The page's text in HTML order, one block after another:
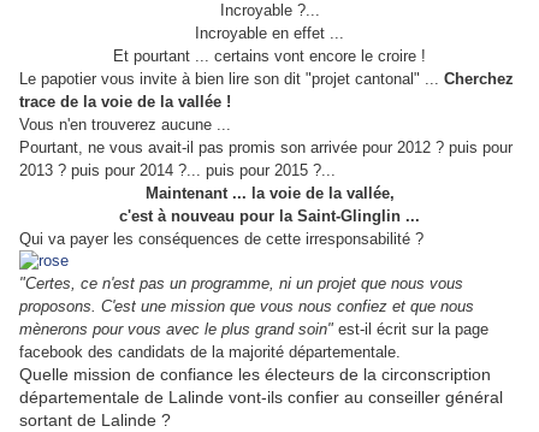
Incroyable ?...
Incroyable en effet ...
Et pourtant ... certains vont encore le croire !
Le papotier vous invite à bien lire son dit "projet cantonal" ... Cherchez
trace de la voie de la vallée !
Vous n'en trouverez aucune ...
Pourtant, ne vous avait-il pas promis son arrivée pour 2012 ? puis pour
2013 ? puis pour 2014 ?... puis pour 2015 ?...
Maintenant ... la voie de la vallée,
c'est à nouveau pour la Saint-Glinglin ...
Qui va payer les conséquences de cette irresponsabilité ?
"Certes, ce n'est pas un programme, ni un projet que nous vous
proposons. C'est une mission que vous nous confiez et que nous
mènerons pour vous avec le plus grand soin" est-il écrit sur la page
facebook des candidats de la majorité départementale.
Quelle mission de confiance les électeurs de la circonscription
départementale de Lalinde vont-ils confier au conseiller général
sortant de Lalinde ?